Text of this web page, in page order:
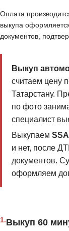
Оплата
выкупа
документов,
Выкуп
считаем цену
Татарстану.
по фото
специалист
Выкупаем
и нет, после
документов.
оформляем
1.Выкуп 60